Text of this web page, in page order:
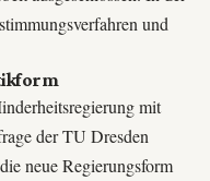
und
mit
der TU Dresden
neue Regierungsform